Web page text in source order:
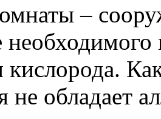
–
кислорода.
обладает